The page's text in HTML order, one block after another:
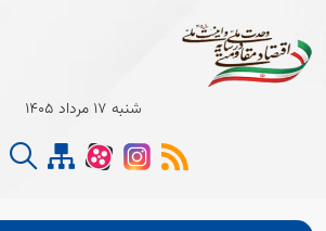
Open
Open
شنبه 17 مرداد 1405